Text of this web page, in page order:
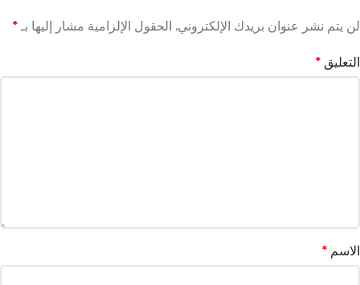
لن يتم نشر عنوان بريدك الإلكتروني. الحقول الإلزامية مشار إليها بـ *
التعليق *
الاسم *